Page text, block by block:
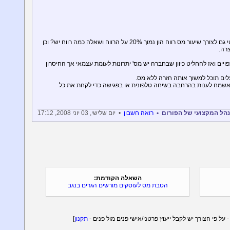
לעניין המכירה בכל מקרה יש למכור את הקו בפרטי גם לצורך שיעור מס רווח הון נמוך 20% על הרווח ושאלה כמה רווח יש? וכן
ואז להחליט כיוון שבחברה יש מס' יתרונות לעומת עצמאי אך החיסרון
תוכל למשוך אותה חזרה ללא מס.
לענות בהרחבה בשיחה טלפונית או בפגישה כדי לקחת את כל
המקצועי של הפורום •רואה חשבון • יום שלישי, 03 יוני 2008, 17:12
השאלה הקודמת:
הטבת מס לעוסקים מורשים הגרים בנגב
תקנון]